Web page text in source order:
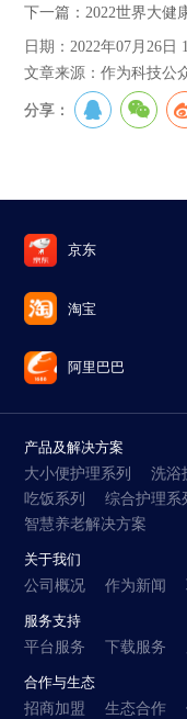
日期：2022年07月26日
文章来源：作为科技公
分享：
京东
淘宝
阿里巴巴
产品及解决方案
大小便护理系列
洗浴
吃饭系列
综合护理系
智慧养老解决方案
关于我们
公司概况
作为新闻
服务支持
平台服务
下载服务
合作与生态
招商加盟
生态合作